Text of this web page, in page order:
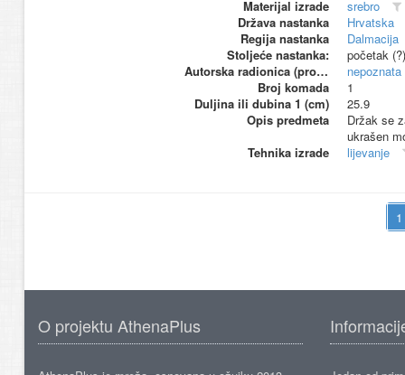
Materijal izrade
srebro
Država nastanka
Hrvatska
Regija nastanka
Dalmacija
Stoljeće nastanka:
početak
Autorska radionica (proizvođač)
nepoznata
Broj komada
1
Duljina ili dubina 1 (cm)
25.9
Opis predmeta
Držak se
ukrašen
Tehnika izrade
lijevanje
O projektu AthenaPlus